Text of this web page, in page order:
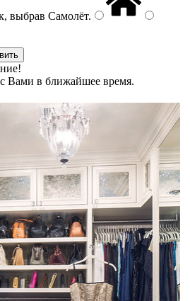
выбрав Самолёт.
Вами в ближайшее время.